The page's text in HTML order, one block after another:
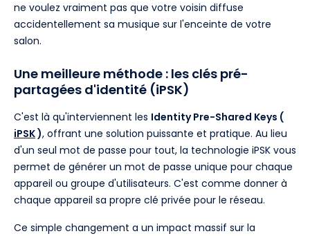
ne voulez vraiment pas que votre voisin diffuse
accidentellement sa musique sur l'enceinte de votre
salon.
Une meilleure méthode : les clés pré-
partagées d'identité (iPSK)
C'est là qu'interviennent les Identity Pre-Shared Keys (
iPSK), offrant une solution puissante et pratique. Au lieu
d'un seul mot de passe pour tout, la technologie iPSK vous
permet de générer un mot de passe unique pour chaque
appareil ou groupe d'utilisateurs. C'est comme donner à
chaque appareil sa propre clé privée pour le réseau.
Ce simple changement a un impact massif sur la